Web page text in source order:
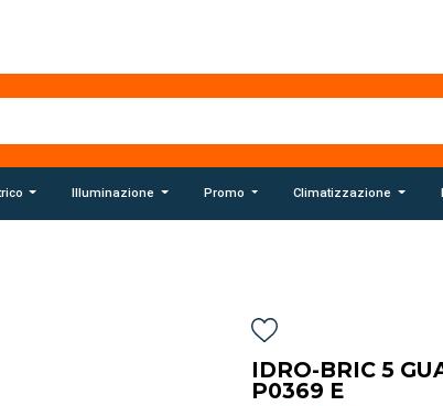
Illuminazione Promo Climatizzazione
IDRO-BRIC 5
P0369 E